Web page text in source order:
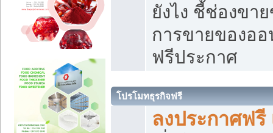
ยังไง ชี้ช่องขา
การขายของออ
ฟรีประกาศ
โปรโมทธุรกิจฟรี
ลงประกาศฟรี